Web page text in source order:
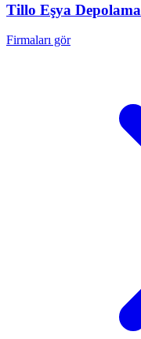
Tillo Eşya Depolama
Firmaları gör